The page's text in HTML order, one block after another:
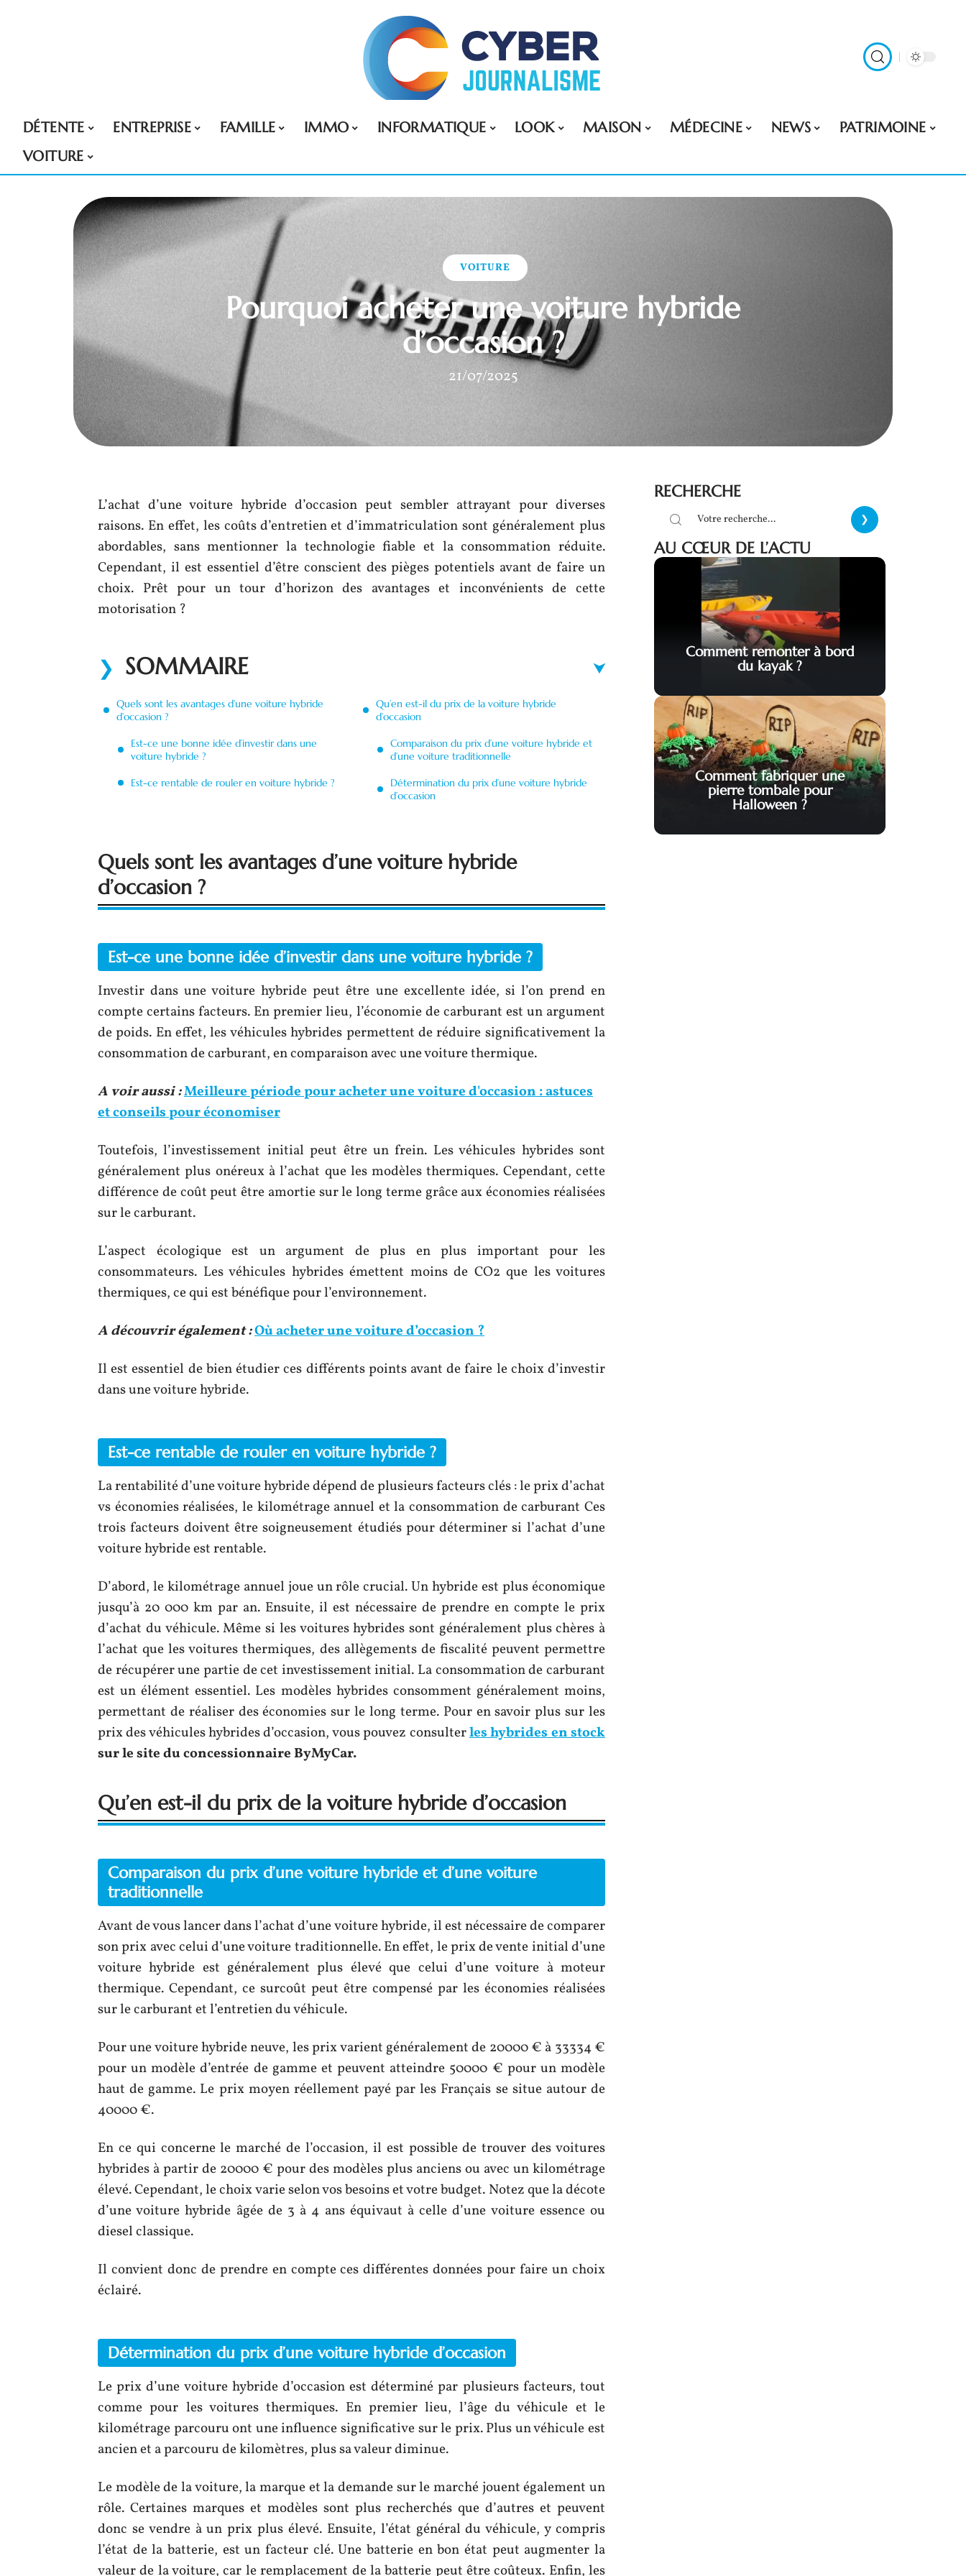
DÉTENTE ENTREPRISE FAMILLE IMMO INFORMATIQUE LOOK MAISON MÉDECINE NEWS
PATRIMOINE
VOITURE
VOITURE
Pourquoi acheter une voiture hybride
d’occasion ?
21/07/2025
L’achat d’une voiture hybride d’occasion peut sembler attrayant pour diverses
raisons. En effet, les coûts d’entretien et d’immatriculation sont généralement plus
abordables, sans mentionner la technologie fiable et la consommation réduite.
Cependant, il est essentiel d’être conscient des pièges potentiels avant de faire un
choix. Prêt pour un tour d’horizon des avantages et inconvénients de cette
motorisation ?
SOMMAIRE
Quels sont les avantages d’une voiture hybride
d’occasion ?
Est-ce une bonne idée d’investir dans une
voiture hybride ?
Est-ce rentable de rouler en voiture hybride ?
Qu’en est-il du prix de la voiture hybride
d’occasion
Comparaison du prix d’une voiture hybride et
d’une voiture traditionnelle
Détermination du prix d’une voiture hybride
d’occasion
Quels sont les avantages d’une voiture hybride
d’occasion ?
Est-ce une bonne idée d’investir dans une voiture hybride ?
Investir dans une voiture hybride peut être une excellente idée, si l’on prend en
compte certains facteurs. En premier lieu, l’économie de carburant est un argument
de poids. En effet, les véhicules hybrides permettent de réduire significativement la
consommation de carburant, en comparaison avec une voiture thermique.
A voir aussi :Meilleure période pour acheter une voiture d'occasion : astuces
et conseils pour économiser
Toutefois, l’investissement initial peut être un frein. Les véhicules hybrides sont
généralement plus onéreux à l’achat que les modèles thermiques. Cependant, cette
différence de coût peut être amortie sur le long terme grâce aux économies réalisées
sur le carburant.
L’aspect écologique est un argument de plus en plus important pour les
consommateurs. Les véhicules hybrides émettent moins de CO2 que les voitures
thermiques, ce qui est bénéfique pour l’environnement.
A découvrir également :Où acheter une voiture d’occasion ?
Il est essentiel de bien étudier ces différents points avant de faire le choix d’investir
dans une voiture hybride.
Est-ce rentable de rouler en voiture hybride ?
La rentabilité d’une voiture hybride dépend de plusieurs facteurs clés : le prix d’achat
vs économies réalisées, le kilométrage annuel et la consommation de carburant Ces
trois facteurs doivent être soigneusement étudiés pour déterminer si l’achat d’une
voiture hybride est rentable.
D’abord, le kilométrage annuel joue un rôle crucial. Un hybride est plus économique
jusqu’à 20 000 km par an. Ensuite, il est nécessaire de prendre en compte le prix
d’achat du véhicule. Même si les voitures hybrides sont généralement plus chères à
l’achat que les voitures thermiques, des allègements de fiscalité peuvent permettre
de récupérer une partie de cet investissement initial. La consommation de carburant
est un élément essentiel. Les modèles hybrides consomment généralement moins,
permettant de réaliser des économies sur le long terme. Pour en savoir plus sur les
prix des véhicules hybrides d’occasion, vous pouvez consulterles hybrides en stock
sur le site du concessionnaire ByMyCar.
Qu’en est-il du prix de la voiture hybride d’occasion
Comparaison du prix d’une voiture hybride et d’une voiture
traditionnelle
Avant de vous lancer dans l’achat d’une voiture hybride, il est nécessaire de comparer
son prix avec celui d’une voiture traditionnelle. En effet, le prix de vente initial d’une
voiture hybride est généralement plus élevé que celui d’une voiture à moteur
thermique. Cependant, ce surcoût peut être compensé par les économies réalisées
sur le carburant et l’entretien du véhicule.
Pour une voiture hybride neuve, les prix varient généralement de 20000 € à 33334 €
pour un modèle d’entrée de gamme et peuvent atteindre 50000 € pour un modèle
haut de gamme. Le prix moyen réellement payé par les Français se situe autour de
40000 €.
En ce qui concerne le marché de l’occasion, il est possible de trouver des voitures
hybrides à partir de 20000 € pour des modèles plus anciens ou avec un kilométrage
élevé. Cependant, le choix varie selon vos besoins et votre budget. Notez que la décote
d’une voiture hybride âgée de 3 à 4 ans équivaut à celle d’une voiture essence ou
diesel classique.
Il convient donc de prendre en compte ces différentes données pour faire un choix
éclairé.
Détermination du prix d’une voiture hybride d’occasion
Le prix d’une voiture hybride d’occasion est déterminé par plusieurs facteurs, tout
comme pour les voitures thermiques. En premier lieu, l’âge du véhicule et le
kilométrage parcouru ont une influence significative sur le prix. Plus un véhicule est
ancien et a parcouru de kilomètres, plus sa valeur diminue.
Le modèle de la voiture, la marque et la demande sur le marché jouent également un
rôle. Certaines marques et modèles sont plus recherchés que d’autres et peuvent
donc se vendre à un prix plus élevé. Ensuite, l’état général du véhicule, y compris
l’état de la batterie, est un facteur clé. Une batterie en bon état peut augmenter la
valeur de la voiture, car le remplacement de la batterie peut être coûteux. Enfin, les
RECHERCHE
AU CŒUR DE L’ACTU
Comment remonter à bord
du kayak ?
Comment fabriquer une
pierre tombale pour
Halloween ?